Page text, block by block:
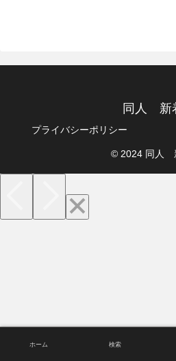
同人 新
プライバシーポリシー
© 2024 同人
ホーム 検索